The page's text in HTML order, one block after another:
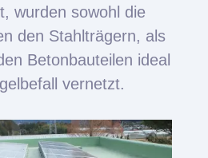
wurden sowohl die
den Stahlträgern, als
Betonbauteilen ideal
vernetzt.